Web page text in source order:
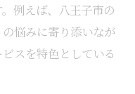
活成功術
結婚相談所利用法
べき費用とサポー
例えば、八王子市の
悩みに寄り添いなが
スを特色としている